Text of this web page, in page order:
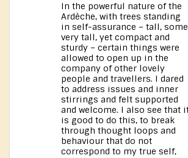
In the powerful nature of the
Ardèche, with trees standing
in self-assurance – tall, some
very tall, yet compact and
sturdy – certain things were
allowed to open up in the
company of other lovely
people and travellers. I dared
to address issues and inner
stirrings and felt supported
and welcome. I also see that
is good to do this, to break
through thought loops and
behaviour that do not
correspond to my true self,